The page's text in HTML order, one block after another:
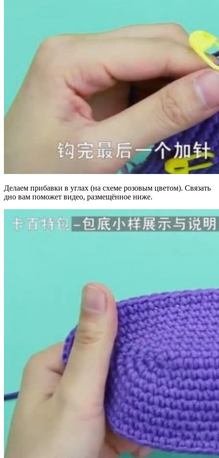
Делаем прибавки в углах (на схеме розовым цветом). Связать
дно вам поможет видео, размещённое ниже.